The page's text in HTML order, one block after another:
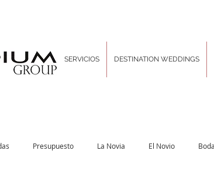
SERVICIOS DESTINATION WEDDINGS
Presupuesto La Novia El Novio